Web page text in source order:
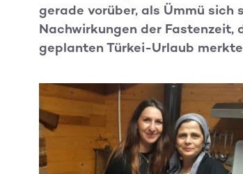
gerade vorüber, als Ümmü
Nachwirkungen der Fastenzeit,
geplanten Türkei-Urlaub